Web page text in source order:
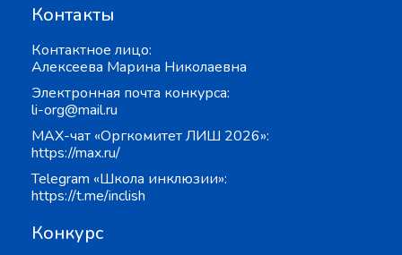
Контакты
Контактное лицо:
Алексеева Марина Николаевна
Электронная почта конкурса:
li-org@mail.ru
MAX-чат «Оргкомитет ЛИШ 2026»:
https://max.ru/
Telegram «Школа инклюзии»:
https://t.me/inclish
Конкурс